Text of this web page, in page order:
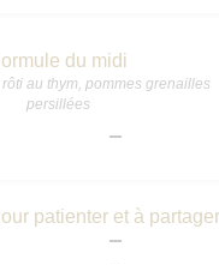
du midi
au thym, pommes grenailles
persillées
patienter et à